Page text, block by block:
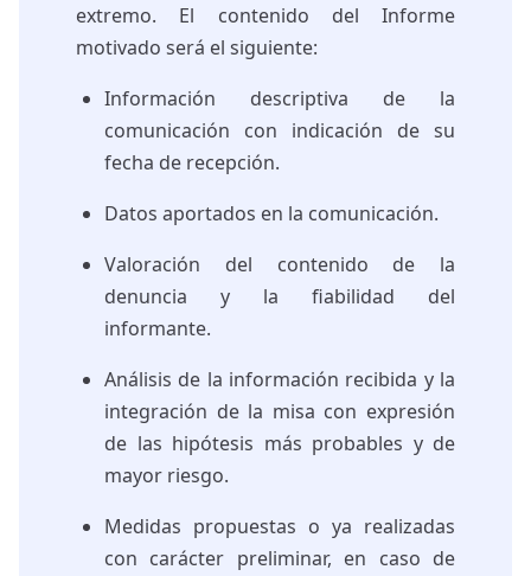
extremo. El contenido del Informe
motivado será el siguiente:
Información descriptiva de la
comunicación con indicación de su
fecha de recepción.
Datos aportados en la comunicación.
Valoración del contenido de la
denuncia y la fiabilidad del
informante.
Análisis de la información recibida y la
integración de la misa con expresión
de las hipótesis más probables y de
mayor riesgo.
Medidas propuestas o ya realizadas
con carácter preliminar, en caso de